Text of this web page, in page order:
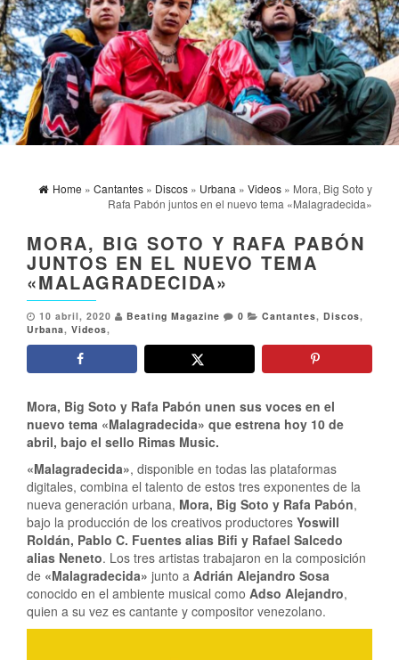
Home » Cantantes » Discos » Urbana » Videos » Mora, Big Soto y
Rafa Pabón juntos en el nuevo tema «Malagradecida»
MORA, BIG SOTO Y RAFA PABÓN
JUNTOS EN EL NUEVO TEMA
«MALAGRADECIDA»
10 abril, 2020 Beating Magazine 0 Cantantes, Discos,
Urbana, Videos,
Mora, Big Soto y Rafa Pabón unen sus voces en el
nuevo tema «Malagradecida» que estrena hoy 10 de
abril, bajo el sello Rimas Music.
«Malagradecida», disponible en todas las plataformas
digitales, combina el talento de estos tres exponentes de la
nueva generación urbana, Mora, Big Soto y Rafa Pabón,
bajo la producción de los creativos productores Yoswill
Roldán, Pablo C. Fuentes alias Bifi y Rafael Salcedo
alias Neneto. Los tres artistas trabajaron en la composición
de «Malagradecida» junto a Adrián Alejandro Sosa
conocido en el ambiente musical como Adso Alejandro,
quien a su vez es cantante y compositor venezolano.